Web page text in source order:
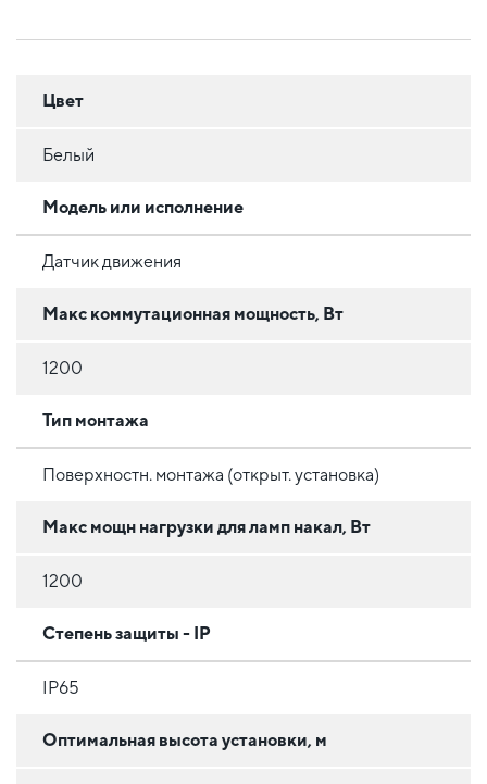
Цвет
Белый
Модель или исполнение
Датчик движения
Макс коммутационная мощность, Вт
1200
Тип монтажа
Поверхностн. монтажа (открыт. установка)
Макс мощн нагрузки для ламп накал, Вт
1200
Степень защиты - IP
IP65
Оптимальная высота установки, м